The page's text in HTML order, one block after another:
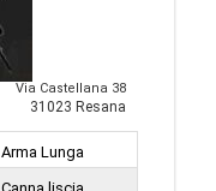
Via Castellana 38
31023 Resana
Arma Lunga